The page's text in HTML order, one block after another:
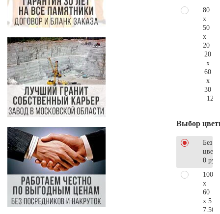
80
x
50
x
20
20
x
60
x
30
Выбор
Без
0 руб.
100
x
60
x 5